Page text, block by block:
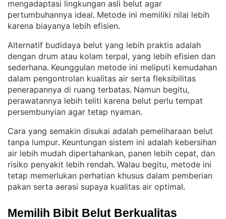
mengadaptasi lingkungan asli belut agar
pertumbuhannya ideal. Metode ini memiliki nilai lebih
karena biayanya lebih efisien.
Alternatif budidaya belut yang lebih praktis adalah
dengan drum atau kolam terpal, yang lebih efisien dan
sederhana. Keunggulan metode ini meliputi kemudahan
dalam pengontrolan kualitas air serta fleksibilitas
penerapannya di ruang terbatas. Namun begitu,
perawatannya lebih teliti karena belut perlu tempat
persembunyian agar tetap nyaman.
Cara yang semakin disukai adalah pemeliharaan belut
tanpa lumpur. Keuntungan sistem ini adalah kebersihan
air lebih mudah dipertahankan, panen lebih cepat, dan
risiko penyakit lebih rendah. Walau begitu, metode ini
tetap memerlukan perhatian khusus dalam pemberian
pakan serta aerasi supaya kualitas air optimal.
Memilih Bibit Belut Berkualitas